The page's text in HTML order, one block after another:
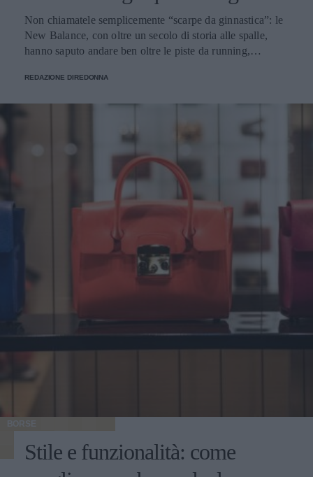
Non chiamatele semplicemente “scarpe da ginnastica”: le
New Balance, con oltre un secolo di storia alle spalle,
hanno saputo andare ben oltre le piste da running,
REDAZIONE DIREDONNA
BORSE
Stile e funzionalità: come